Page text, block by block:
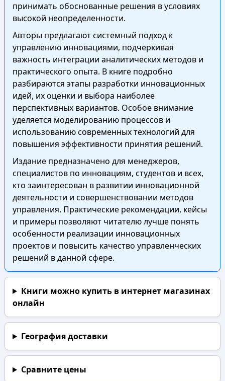
принимать обоснованные решения в условиях
высокой неопределенности.
Авторы предлагают системный подход к
управлению инновациями, подчеркивая
важность интеграции аналитических методов и
практического опыта. В книге подробно
разбираются этапы разработки инновационных
идей, их оценки и выбора наиболее
перспективных вариантов. Особое внимание
уделяется моделированию процессов и
использованию современных технологий для
повышения эффективности принятия решений.
Издание предназначено для менеджеров,
специалистов по инновациям, студентов и всех,
кто заинтересован в развитии инновационной
деятельности и совершенствовании методов
управления. Практические рекомендации, кейсы
и примеры позволяют читателю лучше понять
особенности реализации инновационных
проектов и повысить качество управленческих
решений в данной сфере.
Книги можно купить в интернет магазинах
онлайн
География доставки
Сравните цены